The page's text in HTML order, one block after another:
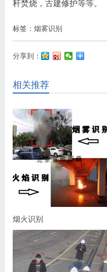
秆焚烧，古建修护等等。
标签： 烟雾识别
分享到：
相关推荐
烟火识别